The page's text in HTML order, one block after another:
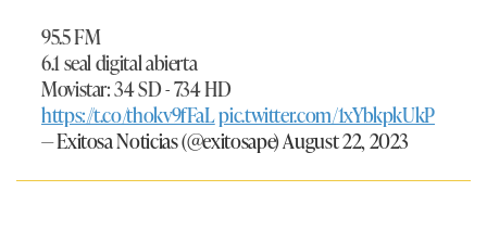
95.5 FM
6.1 seal digital abierta
Movistar: 34 SD - 734 HD
https://t.co/thokv9fFaLpic.twitter.com/1xYbkpkUkP
— Exitosa Noticias (@exitosape)August 22, 2023